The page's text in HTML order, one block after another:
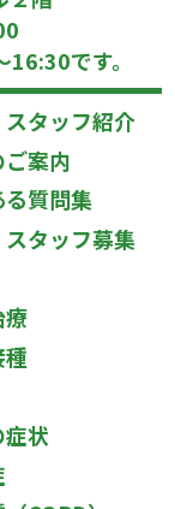
です。
スタッフ紹介
案内
る質問集
タッフ募集
療
状